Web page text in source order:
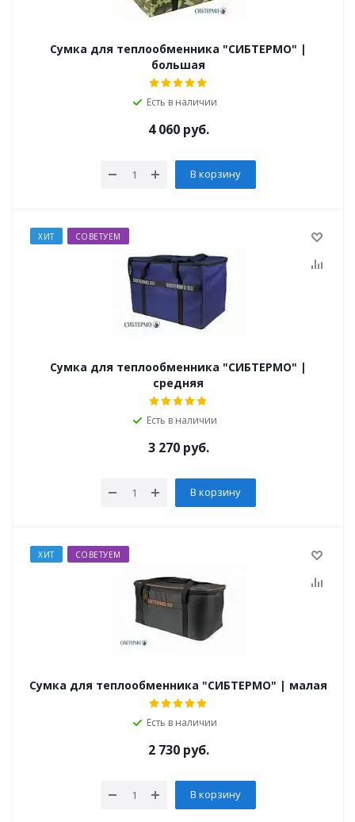
Сумка для теплообменника "СИБТЕРМО" |
большая
Есть в наличии
4 060руб.
В корзину
ХИТ СОВЕТУЕМ
Сумка для теплообменника "СИБТЕРМО" |
средняя
Есть в наличии
3 270руб.
В корзину
ХИТ СОВЕТУЕМ
Сумка для теплообменника "СИБТЕРМО" | малая
Есть в наличии
2 730руб.
В корзину